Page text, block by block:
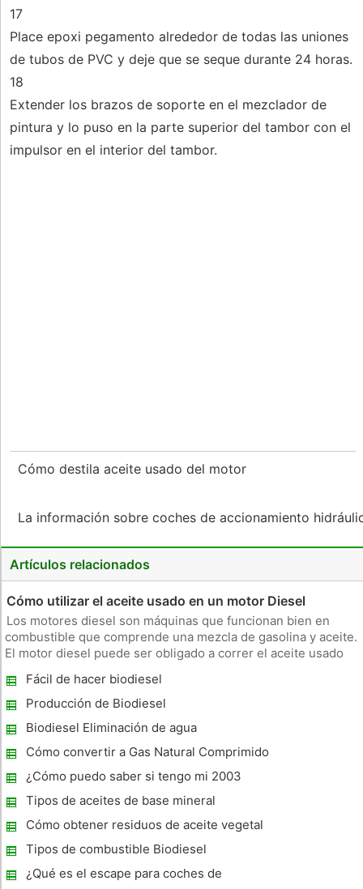
17
Place epoxi pegamento alrededor de todas las uniones
de tubos de PVC y deje que se seque durante 24 horas.
18
Extender los brazos de soporte en el mezclador de
pintura y lo puso en la parte superior del tambor con el
impulsor en el interior del tambor.
Cómo destila aceite usado del motor
La información sobre coches de accionamiento
Artículos relacionados
Cómo utilizar el aceite usado en un motor Diesel
Los motores diesel son máquinas que funcionan bien en
combustible que comprende una mezcla de gasolina y aceite.
El motor diesel puede ser obligado a correr el aceite usado
puede adquirir fácilmente el aceite residual de lugares como
resta
Fácil de hacer biodiesel
Producción de Biodiesel
Biodiesel Eliminación de agua
Cómo convertir a Gas Natural Comprimido
¿Cómo puedo saber si tengo mi 2003
Chevy Impala se quemará combustible E-
85?
Tipos de aceites de base mineral
Cómo obtener residuos de aceite vegetal
en Greenville, Carolina del Norte
Tipos de combustible Biodiesel
¿Qué es el escape para coches de